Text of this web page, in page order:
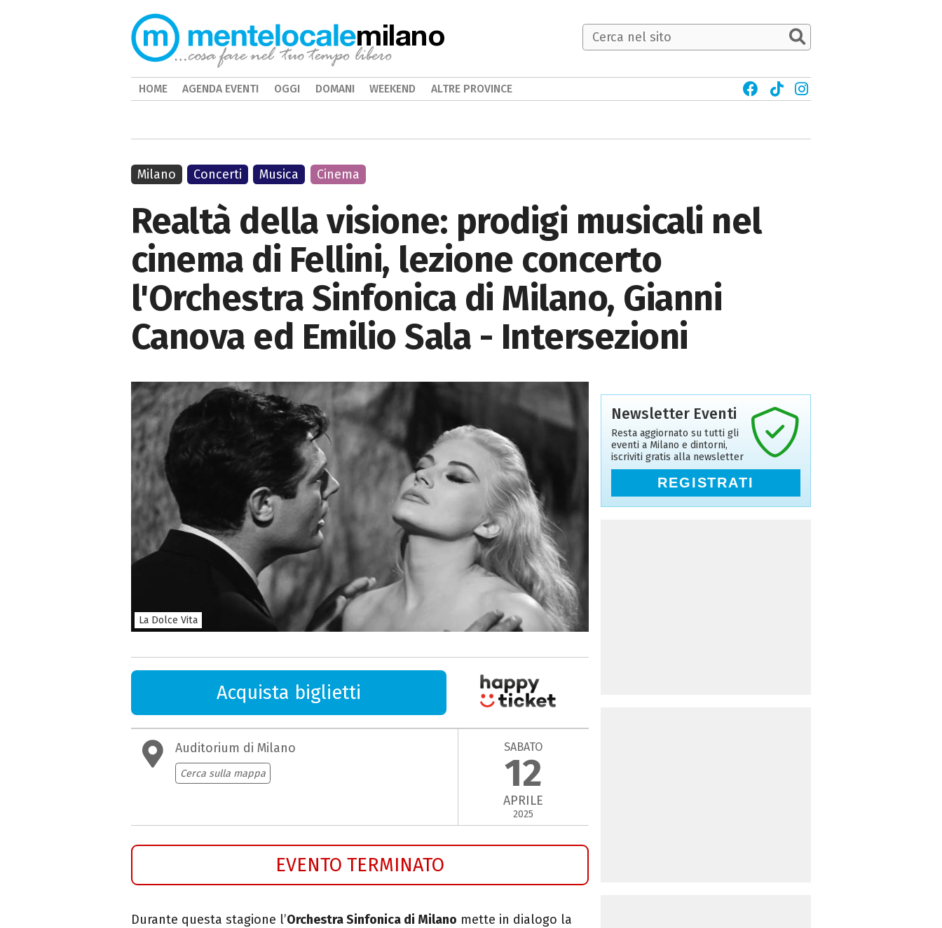
Realtà della visione: prodigi musicali nel
cinema di Fellini, lezione concerto
l'Orchestra Sinfonica di Milano, Gianni
Canova ed Emilio Sala - Intersezioni
La Dolce Vita
Acquista biglietti
Auditorium di Milano
Cerca sulla mappa
SABATO
12
APRILE
2025
EVENTO TERMINATO
Durante questa stagione l’Orchestra Sinfonica di Milano mette in dialogo la
Milano Concerti Musica Cinema
Newsletter Eventi
Resta aggiornato su tutti gli
eventi a Milano e dintorni,
iscriviti gratis alla newsletter
REGISTRATI
milano
HOME AGENDA EVENTI OGGI DOMANI WEEKEND ALTRE PROVINCE